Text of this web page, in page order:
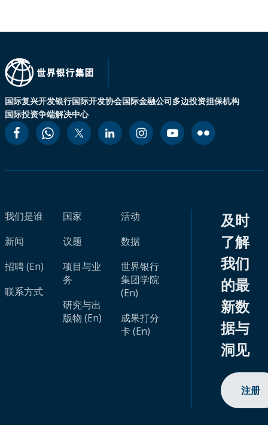
国际复兴开发银行国际开发协会国际金融公司多边投资担保机构
国际投资争端解决中心
我们是谁
新闻
招聘 (En)
联系方式
国家
议题
项目与业
务
研究与出
版物 (En)
活动
数据
世界银行
集团学院
(En)
成果打分
卡 (En)
及时
了解
我们
的最
新数
据与
洞见
注册